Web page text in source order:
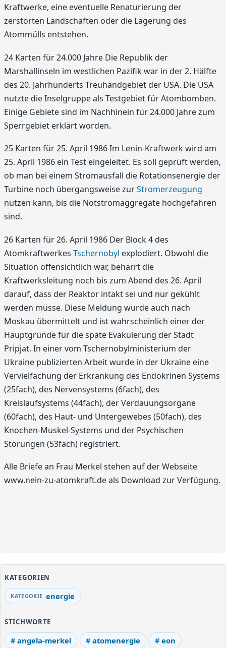
Kraftwerke, eine eventuelle Renaturierung der
zerstörten Landschaften oder die Lagerung des
Atommülls entstehen.
24 Karten für 24.000 Jahre Die Republik der
Marshallinseln im westlichen Pazifik war in der 2. Hälfte
des 20. Jahrhunderts Treuhandgebiet der USA. Die USA
nutzte die Inselgruppe als Testgebiet für Atombomben.
Einige Gebiete sind im Nachhinein für 24.000 Jahre zum
Sperrgebiet erklärt worden.
25 Karten für 25. April 1986 Im Lenin-Kraftwerk wird am
25. April 1986 ein Test eingeleitet. Es soll geprüft werden,
ob man bei einem Stromausfall die Rotationsenergie der
Turbine noch übergangsweise zurStromerzeugung
nutzen kann, bis die Notstromaggregate hochgefahren
sind.
26 Karten für 26. April 1986 Der Block 4 des
Atomkraftwerkes Tschernobyl explodiert. Obwohl die
Situation offensichtlich war, beharrt die
Kraftwerksleitung noch bis zum Abend des 26. April
darauf, dass der Reaktor intakt sei und nur gekühlt
werden müsse. Diese Meldung wurde auch nach
Moskau übermittelt und ist wahrscheinlich einer der
Hauptgründe für die späte Evakuierung der Stadt
Pripjat. In einer vom Tschernobylministerium der
Ukraine publizierten Arbeit wurde in der Ukraine eine
Vervielfachung der Erkrankung des Endokrinen Systems
(25fach), des Nervensystems (6fach), des
Kreislaufsystems (44fach), der Verdauungsorgane
(60fach), des Haut- und Untergewebes (50fach), des
Knochen-Muskel-Systems und der Psychischen
Störungen (53fach) registriert.
Alle Briefe an Frau Merkel stehen auf der Webseite
www.nein-zu-atomkraft.de als Download zur Verfügung.
KATEGORIEN
energie
STICHWORTE
angela-merkel atomenergie eon